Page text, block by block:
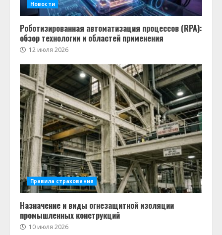
Новости
Роботизированная автоматизация процессов (RPA):
обзор технологии и областей применения
12 июля 2026
Правила страхования
Назначение и виды огнезащитной изоляции
промышленных конструкций
10 июля 2026